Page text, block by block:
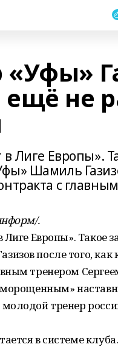
«Уфы»
не
Лиге Европы».
Шамиль
с
.
Лиге Европы». Такое
после того,
тренером
тренер
в системе